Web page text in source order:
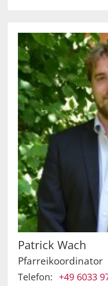
Patrick Wach
Pfarreikoordinator
Telefon: +49 6033